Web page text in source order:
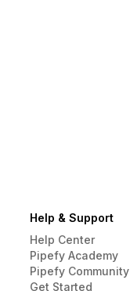
Help & Support
Help Center
Pipefy Academy
Pipefy Community
Get Started